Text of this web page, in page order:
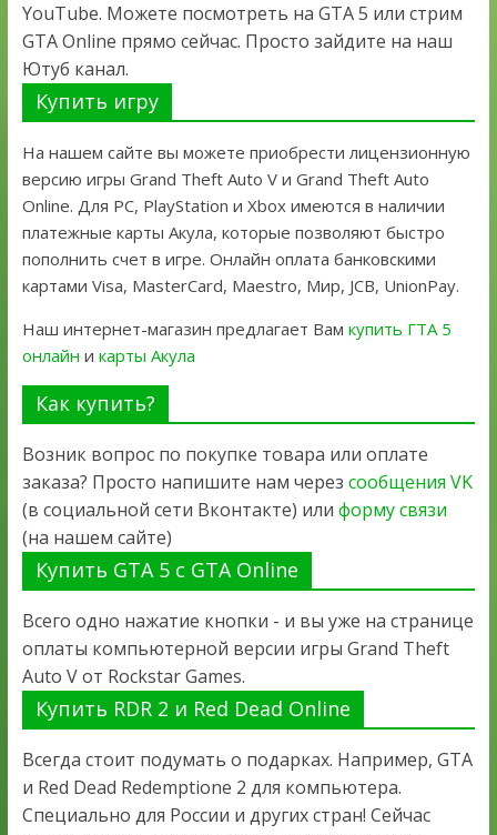
YouTube. Можете посмотреть на GTA 5 или стрим
GTA Online прямо сейчас. Просто зайдите на наш
Ютуб канал.
Купить игру
На нашем сайте вы можете приобрести лицензионную
версию игры Grand Theft Auto V и Grand Theft Auto
Online. Для PC, PlayStation и Xbox имеются в наличии
платежные карты Акула, которые позволяют быстро
пополнить счет в игре. Онлайн оплата банковскими
картами Visa, MasterCard, Maestro, Мир, JCB, UnionPay.
Наш интернет-магазин предлагает Вам купить ГТА 5
онлайн и карты Акула
Как купить?
Возник вопрос по покупке товара или оплате
заказа? Просто напишите нам через сообщения VK
(в социальной сети Вконтакте) или форму связи
(на нашем сайте)
Купить GTA 5 с GTA Online
Всего одно нажатие кнопки - и вы уже на странице
оплаты компьютерной версии игры Grand Theft
Auto V от Rockstar Games.
Купить RDR 2 и Red Dead Online
Всегда стоит подумать о подарках. Например, GTA
и Red Dead Redemptione 2 для компьютера.
Специально для России и других стран! Сейчас